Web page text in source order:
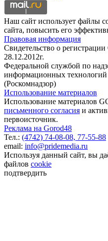
Наш сайт использует файлы
сайта, повысить его
Правовая информация
Свидетельство о
28.12.2012г.
Федеральной службой по
информационных
(Роскомнадзор)
Использование материалов
Использование материалов
письменного согласия и
первоисточник.
Реклама на Gorod48
Тел.: (4742) 74-08-08, 77-55-88
email: info@pridemedia.ru
Используя данный сайт, вы
файлов cookie
подтвердить